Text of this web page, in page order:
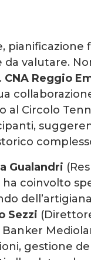
pianificazione
da valutare.
CNA Reggio
Circolo
Gualandri
ha coinvolto
Sezzi
Banker
gestione